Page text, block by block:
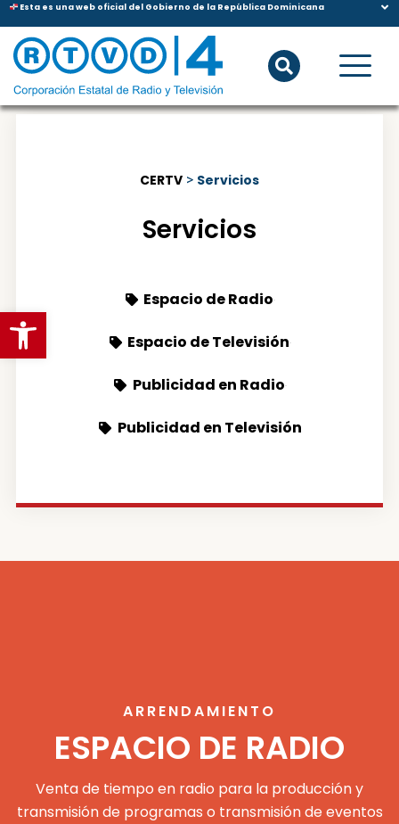
Abrir barra de herramientas
Esta es una web oficial del Gobierno de la República Dominicana
CERTV > Servicios
Servicios
Espacio de Radio
Espacio de Televisión
Publicidad en Radio
Publicidad en Televisión
ARRENDAMIENTO
ESPACIO DE RADIO
Venta de tiempo en radio para la producción y
transmisión de programas o transmisión de eventos